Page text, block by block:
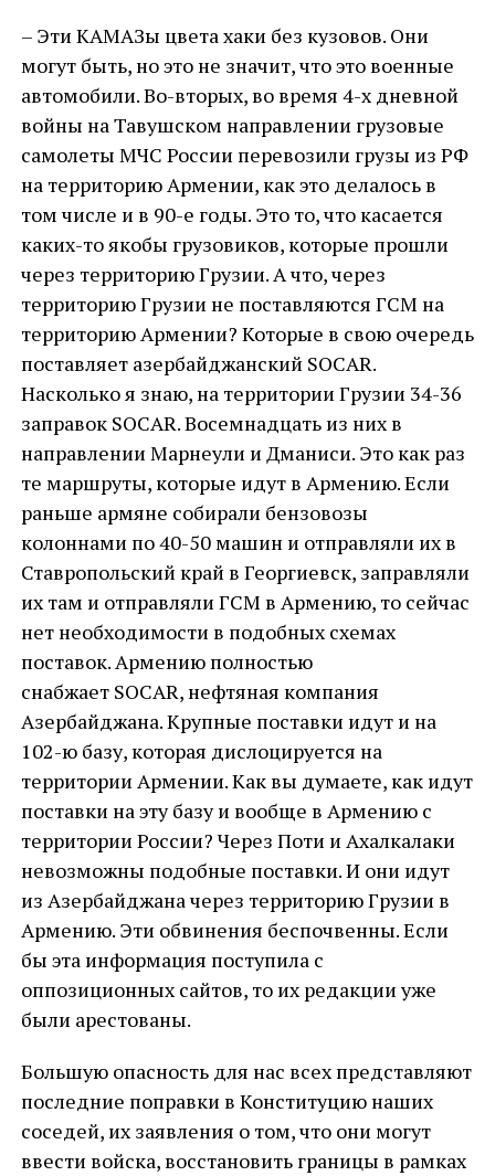
– Эти КАМАЗы цвета хаки без кузовов. Они
могут быть, но это не значит, что это военные
автомобили. Во-вторых, во время 4-х дневной
войны на Тавушском направлении грузовые
самолеты МЧС России перевозили грузы из РФ
на территорию Армении, как это делалось в
том числе и в 90-е годы. Это то, что касается
каких-то якобы грузовиков, которые прошли
через территорию Грузии. А что, через
территорию Грузии не поставляются ГСМ на
территорию Армении? Которые в свою очередь
поставляет азербайджанский SOСAR.
Насколько я знаю, на территории Грузии 34-36
заправок SOСAR. Восемнадцать из них в
направлении Марнеули и Дманиси. Это как раз
те маршруты, которые идут в Армению. Если
раньше армяне собирали бензовозы
колоннами по 40-50 машин и отправляли их в
Ставропольский край в Георгиевск, заправляли
их там и отправляли ГСМ в Армению, то сейчас
нет необходимости в подобных схемах
поставок. Армению полностью
снабжает SOСAR, нефтяная компания
Азербайджана. Крупные поставки идут и на
102-ю базу, которая дислоцируется на
территории Армении. Как вы думаете, как идут
поставки на эту базу и вообще в Армению с
территории России? Через Поти и Ахалкалаки
невозможны подобные поставки. И они идут
из Азербайджана через территорию Грузии в
Армению. Эти обвинения беспочвенны. Если
бы эта информация поступила с
оппозиционных сайтов, то их редакции уже
были арестованы.
Большую опасность для нас всех представляют
последние поправки в Конституцию наших
соседей, их заявления о том, что они могут
ввести войска, восстановить границы в рамках